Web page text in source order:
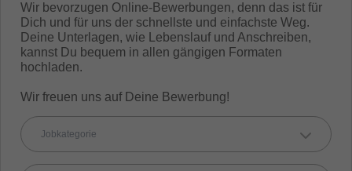
Wir bevorzugen Online-Bewerbungen, denn das ist für
Dich und für uns der schnellste und einfachste Weg.
Deine Unterlagen, wie Lebenslauf und Anschreiben,
kannst Du bequem in allen gängigen Formaten
hochladen.
Wir freuen uns auf Deine Bewerbung!
Jobkategorie